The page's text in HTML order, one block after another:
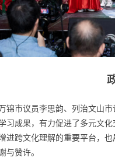
锦市议员李思韵、列治文山
习成果，有力促进了多元文
进跨文化理解的重要平台，
与赞许。